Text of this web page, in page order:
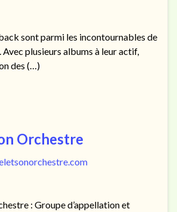
sont parmi les incontournables de
Avec plusieurs albums à leur actif,
des (…)
Orchestre
: Groupe d’appellation et